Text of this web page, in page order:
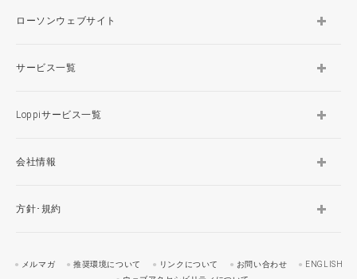
ローソンウェブサイト
サービス一覧
Loppiサービス一覧
会社情報
方針･規約
メルマガ 推奨環境について リンクについて お問い合わせ
ENGLISH